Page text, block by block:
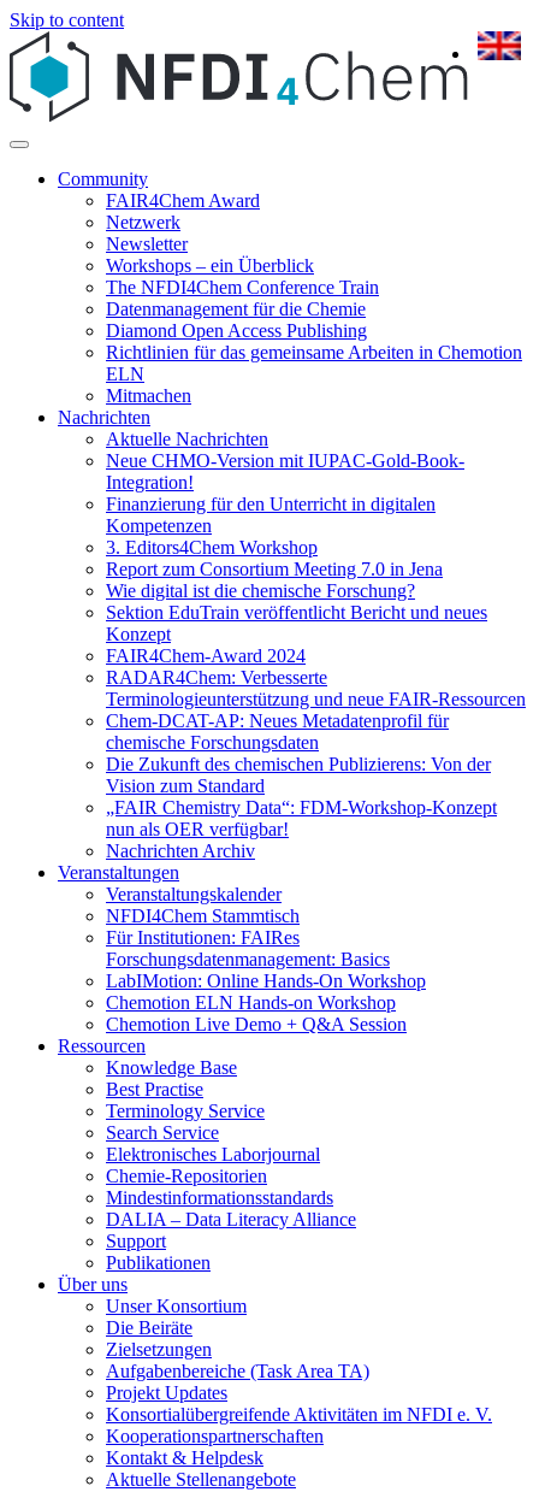
Skip to content
Community
FAIR4Chem Award
Netzwerk
Newsletter
Workshops – ein Überblick
The NFDI4Chem Conference Train
Datenmanagement für die Chemie
Diamond Open Access Publishing
Richtlinien für das gemeinsame Arbeiten in Chemotion
ELN
Mitmachen
Nachrichten
Aktuelle Nachrichten
Neue CHMO-Version mit IUPAC-Gold-Book-
Integration!
Finanzierung für den Unterricht in digitalen
Kompetenzen
3. Editors4Chem Workshop
Report zum Consortium Meeting 7.0 in Jena
Wie digital ist die chemische Forschung?
Sektion EduTrain veröffentlicht Bericht und neues
Konzept
FAIR4Chem-Award 2024
RADAR4Chem: Verbesserte
Terminologieunterstützung und neue FAIR-Ressourcen
Chem-DCAT-AP: Neues Metadatenprofil für
chemische Forschungsdaten
Die Zukunft des chemischen Publizierens: Von der
Vision zum Standard
„FAIR Chemistry Data“: FDM-Workshop-Konzept
nun als OER verfügbar!
Nachrichten Archiv
Veranstaltungen
Veranstaltungskalender
NFDI4Chem Stammtisch
Für Institutionen: FAIRes
Forschungsdatenmanagement: Basics
LabIMotion: Online Hands-On Workshop
Chemotion ELN Hands-on Workshop
Chemotion Live Demo + Q&A Session
Ressourcen
Knowledge Base
Best Practise
Terminology Service
Search Service
Elektronisches Laborjournal
Chemie-Repositorien
Mindestinformationsstandards
DALIA – Data Literacy Alliance
Support
Publikationen
Über uns
Unser Konsortium
Die Beiräte
Zielsetzungen
Aufgabenbereiche (Task Area TA)
Projekt Updates
Konsortialübergreifende Aktivitäten im NFDI e. V.
Kooperationspartnerschaften
Kontakt & Helpdesk
Aktuelle Stellenangebote